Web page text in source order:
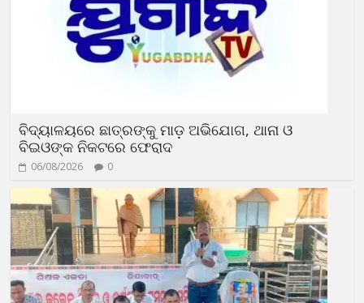
ବିଦ୍ୟାଳୟରେ ଛାତ୍ରଙ୍କୁ ମାଡ଼ ଅଭିଯୋଗ, ଥାନା ଓ
ବିଇଓଙ୍କ ନିକଟରେ ଫେରାଦ
06/08/2026 0